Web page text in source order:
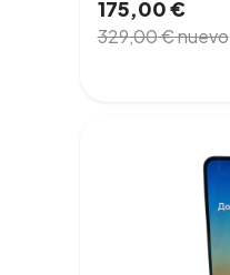
175,00€
329,00€nuevo